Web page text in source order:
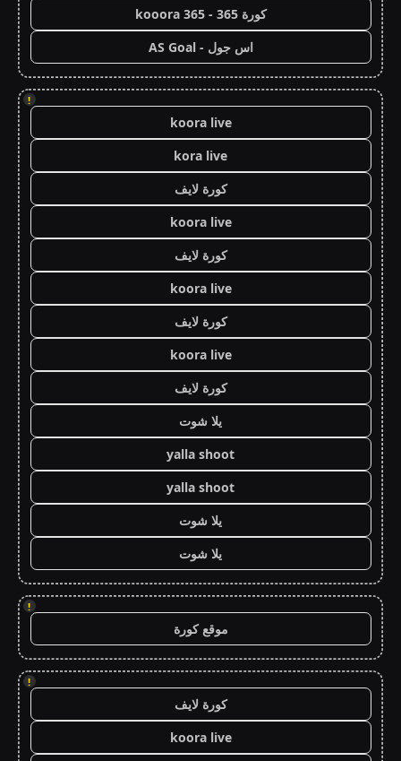
كورة 365 - kooora 365
اس جول - AS Goal
!
koora live
kora live
كورة لايف
koora live
كورة لايف
koora live
كورة لايف
koora live
كورة لايف
يلا شوت
yalla shoot
yalla shoot
يلا شوت
يلا شوت
!
موقع كورة
!
كورة لايف
koora live